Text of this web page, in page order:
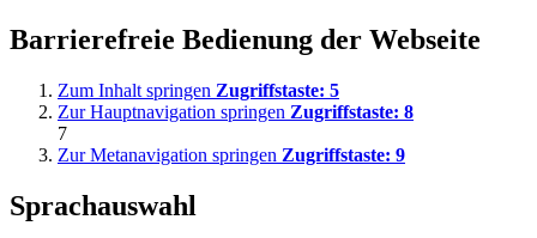
Barrierefreie Bedienung der Webseite
Zum Inhalt springen Zugriffstaste: 5
Zur Hauptnavigation springen Zugriffstaste: 8
7
Zur Metanavigation springen Zugriffstaste: 9
Sprachauswahl